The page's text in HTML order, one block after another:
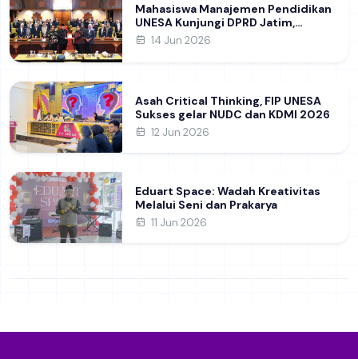
Mahasiswa Manajemen Pendidikan
UNESA Kunjungi DPRD Jatim,
Perdalam Pemahaman Kebijakan
14 Jun 2026
Asah Critical Thinking, FIP UNESA
Sukses gelar NUDC dan KDMI 2026
12 Jun 2026
Eduart Space: Wadah Kreativitas
Melalui Seni dan Prakarya
11 Jun 2026